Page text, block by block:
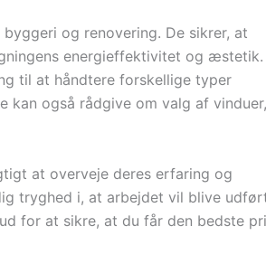
og renovering. De sikrer, at
energieffektivitet og æstetik.
til at håndtere forskellige typer
kan også rådgive om valg af vinduer,
at overveje deres erfaring og
tryghed i, at arbejdet vil blive
for at sikre, at du får den bedste